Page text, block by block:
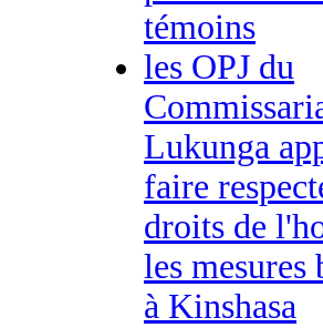
témoins
les OPJ du
Lukunga
faire
droits de
les mesures
à Kinshasa